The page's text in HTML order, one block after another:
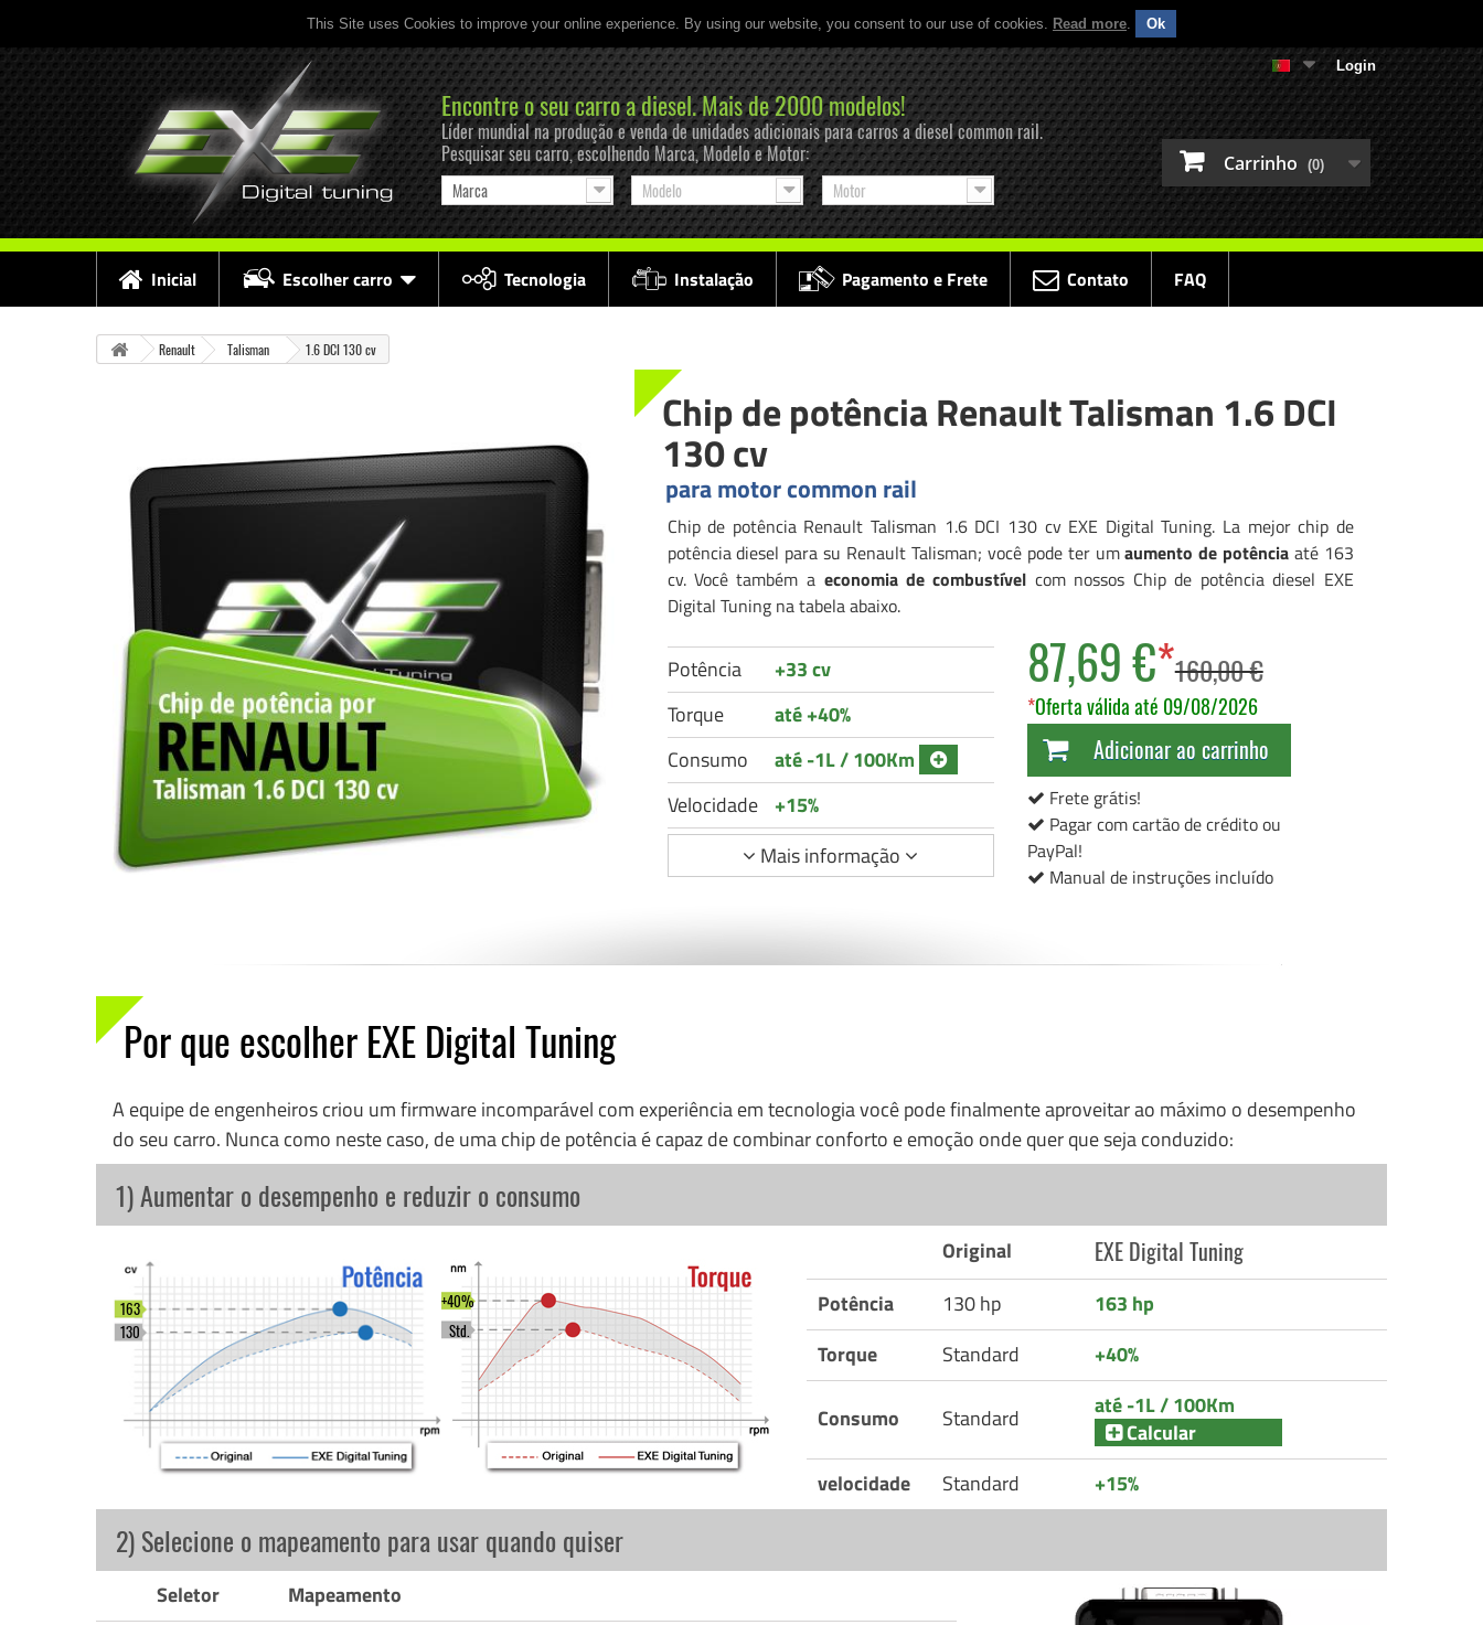
This Site uses Cookies to improve your online experience. By using our website, you consent to our use of cookies. Read more. Ok
Login
Carrinho (0)
Encontre o seu carro a diesel. Mais de 2000 modelos!
Líder mundial na produção e venda de unidades adicionais para carros a diesel common rail.
Pesquisar seu carro, escolhendo Marca, Modelo e Motor:
Marca Modelo Motor
Inicial Escolher carro Tecnologia Instalação Pagamento e Frete Contato FAQ
Renault Talisman 1.6 DCI 130 cv
Chip de potência Renault Talisman 1.6 DCI
130 cv
para motor common rail
Chip de potência Renault Talisman 1.6 DCI 130 cv EXE Digital Tuning. La mejor chip de
potência diesel para su Renault Talisman; você pode ter umaumento de potência até 163
cv. Você também a economia de combustível com nossos Chip de potência diesel EXE
Digital Tuning na tabela abaixo.
Potência
+33 cv
Torque
até +40%
Consumo
até -1L / 100Km
Velocidade
+15%
Mais informação
87,69 €*160,00 €
*Oferta válida até 09/08/2026
Adicionar ao carrinho
Frete grátis!
Pagar com cartão de crédito ou
PayPal!
Manual de instruções incluído
Por que escolher EXE Digital Tuning
A equipe de engenheiros criou um firmware incomparável com experiência em tecnologia você pode finalmente aproveitar ao máximo o desempenho
do seu carro. Nunca como neste caso, de uma chip de potência é capaz de combinar conforto e emoção onde quer que seja conduzido:
1) Aumentar o desempenho e reduzir o consumo
Original EXE Digital Tuning
Potência 130 hp
163 hp
Torque
Standard +40%
Consumo Standard
até -1L / 100Km
Calcular
velocidade
Standard +15%
130
163
Std.
+40%
2) Selecione o mapeamento para usar quando quiser
Seletor Mapeamento